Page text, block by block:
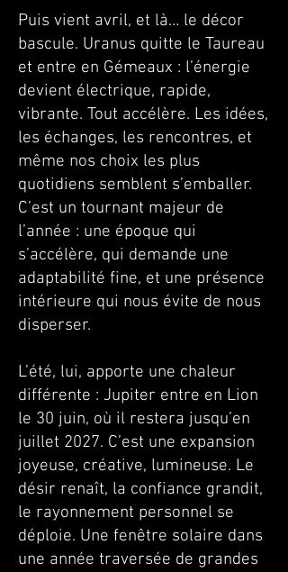
Puis vient avril, et là… le décor
bascule. Uranus quitte le Taureau
et entre en Gémeaux : l’énergie
devient électrique, rapide,
vibrante. Tout accélère. Les idées,
les échanges, les rencontres, et
même nos choix les plus
quotidiens semblent s’emballer.
C’est un tournant majeur de
l’année : une époque qui
s’accélère, qui demande une
adaptabilité fine, et une présence
intérieure qui nous évite de nous
disperser.
L’été, lui, apporte une chaleur
différente : Jupiter entre en Lion
le 30 juin, où il restera jusqu’en
juillet 2027. C’est une expansion
joyeuse, créative, lumineuse. Le
désir renaît, la confiance grandit,
le rayonnement personnel se
déploie. Une fenêtre solaire dans
une année traversée de grandes